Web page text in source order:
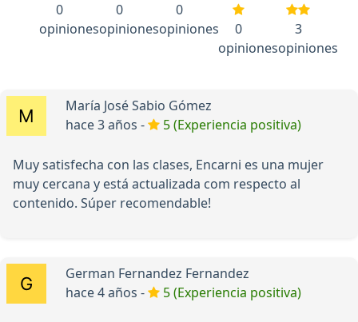
0
opiniones
0
opiniones
0
opiniones
0
opiniones
3
opiniones
María José Sabio Gómez
hace 3 años -
5 (Experiencia positiva)
Muy satisfecha con las clases, Encarni es una mujer
muy cercana y está actualizada com respecto al
contenido. Súper recomendable!
German Fernandez Fernandez
hace 4 años -
5 (Experiencia positiva)